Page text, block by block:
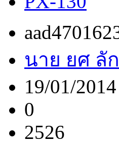
นาย ยศ ลั
19/01/2014
0
2526